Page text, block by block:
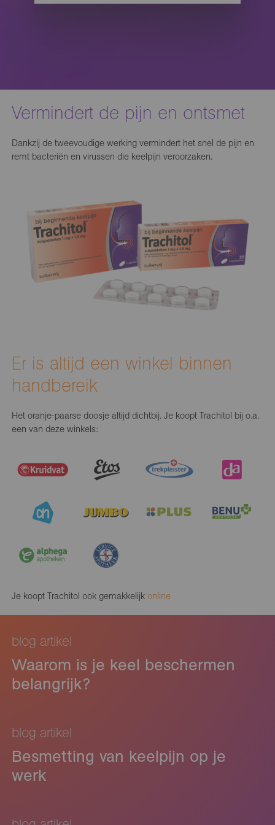
Vermindert de pijn en ontsmet
Dankzij de tweevoudige werking vermindert het snel de pijn en
remt bacteriën en virussen die keelpijn veroorzaken.
Er is altijd een winkel binnen
handbereik
Het oranje-paarse doosje altijd dichtbij. Je koopt Trachitol bij o.a.
een van deze winkels:
Je koopt Trachitol ook gemakkelijk online
blog artikel
Waarom is je keel beschermen
belangrijk?
blog artikel
Besmetting van keelpijn op je
werk